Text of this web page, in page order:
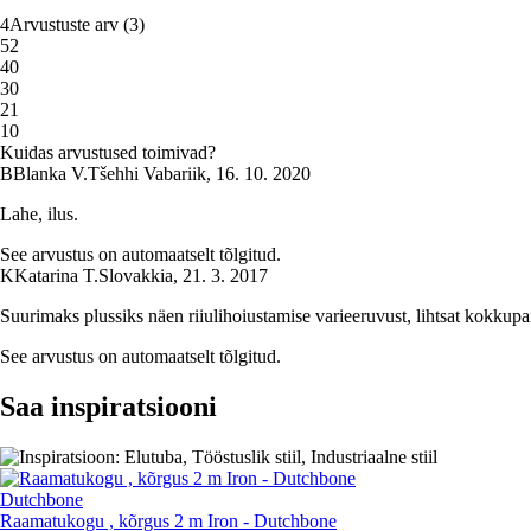
4Arvustuste arv (3)
52
40
30
21
10
Kuidas arvustused toimivad?
BBlanka V.Tšehhi Vabariik, 16. 10. 2020
Lahe, ilus.
See arvustus on automaatselt tõlgitud.
KKatarina T.Slovakkia, 21. 3. 2017
Suurimaks plussiks näen riiulihoiustamise varieeruvust, lihtsat
See arvustus on automaatselt tõlgitud.
Saa inspiratsiooni
Dutchbone
Raamatukogu , kõrgus 2 m Iron - Dutchbone